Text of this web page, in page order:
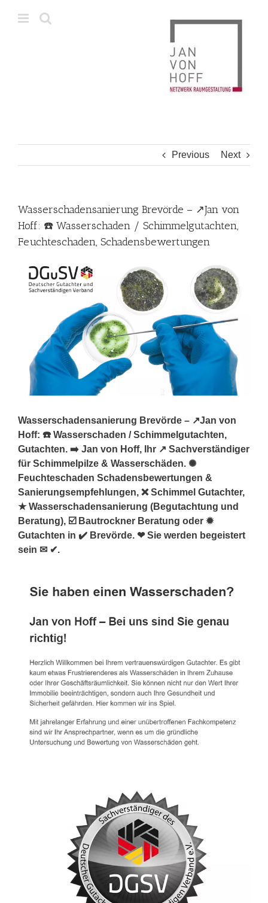
Previous Next
Wasserschadensanierung Brevörde – ↗️Jan von
Hoff: ☎️ Wasserschaden / Schimmelgutachten,
Feuchteschaden, Schadensbewertungen
Wasserschadensanierung Brevörde – ↗️Jan von
Hoff: ☎️ Wasserschaden / Schimmelgutachten,
Gutachten. ➡️ Jan von Hoff, Ihr ↗️ Sachverständiger
für Schimmelpilze & Wasserschäden. ✺
Feuchteschaden Schadensbewertungen &
Sanierungsempfehlungen, ❌ Schimmel Gutachter,
★ Wasserschadensanierung (Begutachtung und
Beratung), ☑️ Bautrockner Beratung oder ✹
Gutachten in ✔️ Brevörde. ❤ Sie werden begeistert
sein ✉ ✔.